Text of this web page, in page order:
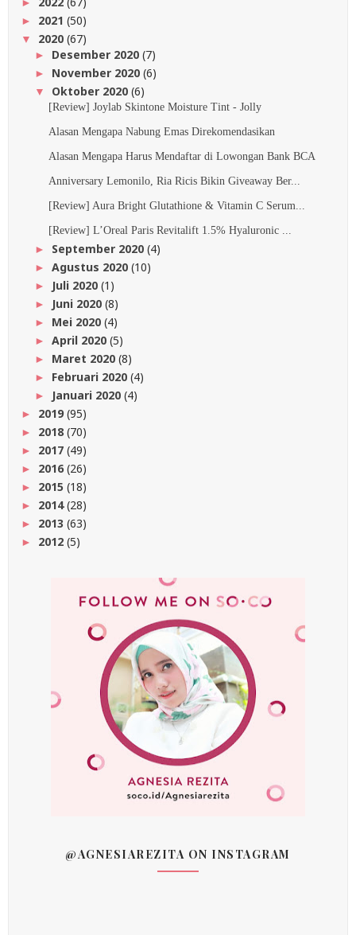
► 2021 (50)
▼ 2020 (67)
► Desember 2020 (7)
► November 2020 (6)
▼ Oktober 2020 (6)
[Review] Joylab Skintone Moisture Tint - Jolly
Alasan Mengapa Nabung Emas Direkomendasikan
Alasan Mengapa Harus Mendaftar di Lowongan Bank BCA
Anniversary Lemonilo, Ria Ricis Bikin Giveaway Ber...
[Review] Aura Bright Glutathione & Vitamin C Serum...
[Review] L’Oreal Paris Revitalift 1.5% Hyaluronic ...
► September 2020 (4)
► Agustus 2020 (10)
► Juli 2020 (1)
► Juni 2020 (8)
► Mei 2020 (4)
► April 2020 (5)
► Maret 2020 (8)
► Februari 2020 (4)
► Januari 2020 (4)
► 2019(95)
► 2018 (70)
► 2017 (49)
► 2016(26)
► 2015 (18)
► 2014(28)
► 2013 (63)
► 2012 (5)
@AGNESIAREZITA ON INSTAGRAM